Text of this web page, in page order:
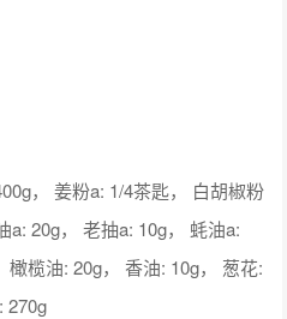
， 姜粉a: 1/4茶匙， 白胡椒粉
a: 20g， 老抽a: 10g， 蚝油a:
橄榄油: 20g， 香油: 10g， 葱花:
270g